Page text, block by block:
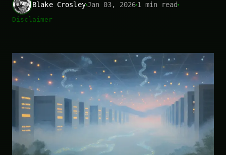
Blake CrosleyJan 03, 20261 min read
Disclaimer